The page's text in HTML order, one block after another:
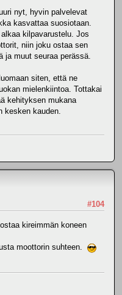
nyt, hyvin palvelevat
kasvattaa suosiotaan.
kilpavarustelu. Jos
niin joku ostaa sen
ja muut seuraa perässä.
siten, että ne
mielenkiintoa. Tottakai
kehityksen mukana
kesken kauden.
#104
kireimmän koneen
moottorin suhteen.